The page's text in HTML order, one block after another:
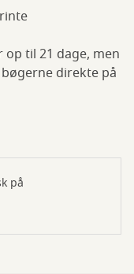
til 21 dage, men
direkte på
på